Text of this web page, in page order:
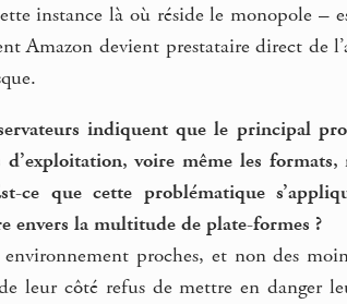
instance là où réside le monopole –
Amazon devient prestataire direct de
indiquent que le principal
voire même les
ce que cette problématique
envers la multitude de plate-formes ?
proches, et non des
leur côté refus de mettre en danger